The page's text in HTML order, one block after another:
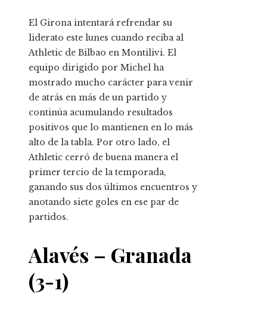
El Girona intentará refrendar su
liderato este lunes cuando reciba al
Athletic de Bilbao en Montilivi. El
equipo dirigido por Michel ha
mostrado mucho carácter para venir
de atrás en más de un partido y
continúa acumulando resultados
positivos que lo mantienen en lo más
alto de la tabla. Por otro lado, el
Athletic cerró de buena manera el
primer tercio de la temporada,
ganando sus dos últimos encuentros y
anotando siete goles en ese par de
partidos.
Alavés – Granada
(3-1)